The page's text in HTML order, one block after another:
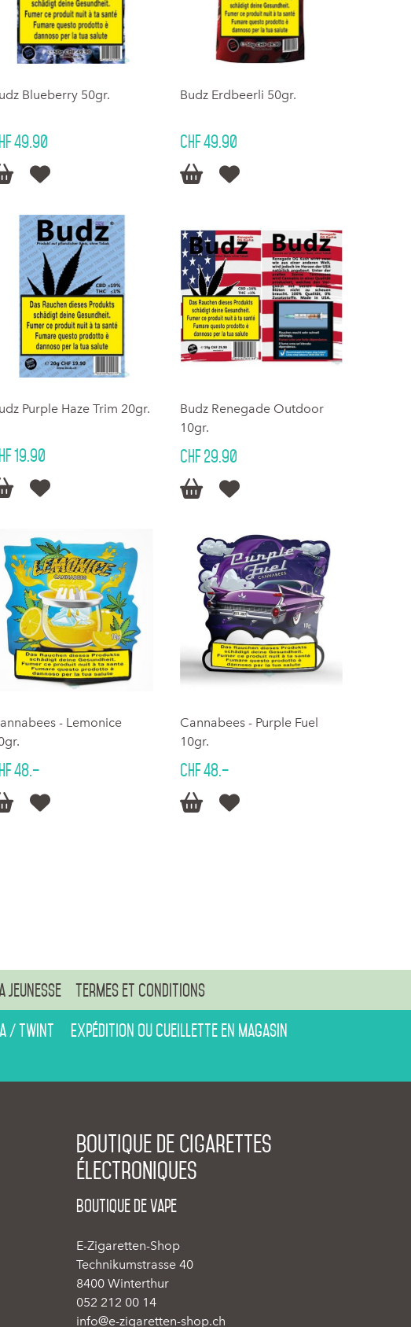
Blueberry 50gr.
49.90

Budz Erdbeerli 50gr.
CHF 49.90
 
Purple Haze Trim 20gr.
19.90

Budz Renegade Outdoor
10gr.
CHF 29.90
 
- Lemonice
48.–

Cannabees - Purple Fuel
10gr.
CHF 48.–
 
jeunesse Termes et conditions
/ Twint
Expédition ou cueillette en magasin
Boutique de cigarettes
électroniques
Boutique de vape
E-Zigaretten-Shop
Technikumstrasse 40
8400 Winterthur
052 212 00 14
info@e-zigaretten-shop.ch